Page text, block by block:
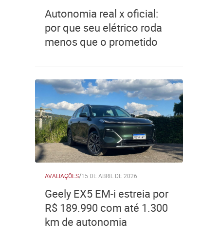
Autonomia real x oficial:
por que seu elétrico roda
menos que o prometido
AVALIAÇÕES/15 DE ABRIL DE 2026
Geely EX5 EM-i estreia por
R$ 189.990 com até 1.300
km de autonomia